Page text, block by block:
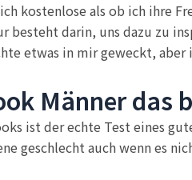
kostenlose als ob ich ihre
besteht darin, uns dazu zu
etwas in mir geweckt, aber
Männer das
ist der echte Test eines
geschlecht auch wenn es